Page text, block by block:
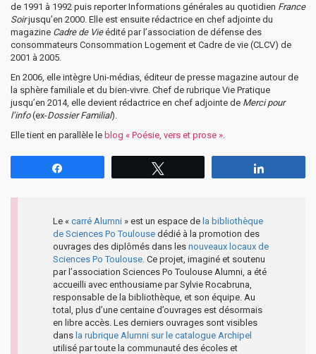
de 1991 à 1992 puis reporter Informations générales au quotidien France
Soirjusqu’en 2000. Elle est ensuite rédactrice en chef adjointe du
magazine Cadre de Vieédité par l’association de défense des
consommateurs Consommation Logement et Cadre de vie (CLCV) de
2001 à 2005.
En 2006, elle intègre Uni-médias, éditeur de presse magazine autour de
la sphère familiale et du bien-vivre. Chef de rubrique Vie Pratique
jusqu’en 2014, elle devient rédactrice en chef adjointe de Merci pour
l’info(ex-Dossier Familial).
Elle tient en parallèle le blog « Poésie, vers et prose »
Le « carré Alumni » est un espace de la bibliothèque
de Sciences Po Toulouse dédié à la promotion des
ouvrages des diplômés dans les nouveaux locaux de
Sciences Po Toulouse . Ce projet, imaginé et soutenu
par l’association Sciences Po Toulouse Alumni, a été
accueilli avec enthousiame par Sylvie Rocabruna,
responsable de la bibliothèque, et son équipe. Au
total, plus d’une centaine d’ouvrages est désormais
en libre accès. Les derniers ouvrages sont visibles
dans la rubrique Alumni sur le catalogue Archipel
utilisé par toute la communauté des écoles et